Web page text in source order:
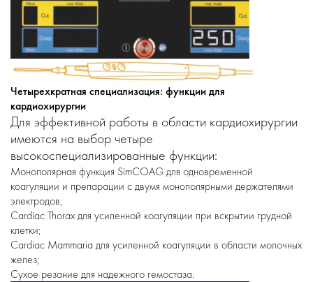
Четырехкратная специализация: функции для
кардиохирургии
Для эффективной работы в области кардиохирургии
имеются на выбор четыре
высокоспециализированные функции:
Монополярная функция SimCOAG для одновременной
коагуляции и препарации с двумя монополярными держателями
электродов;
Cardiac Thorax для усиленной коагуляции при вскрытии грудной
клетки;
Cardiac Mammaria для усиленной коагуляции в области молочных
желез;
Сухое резание для надежного гемостаза.